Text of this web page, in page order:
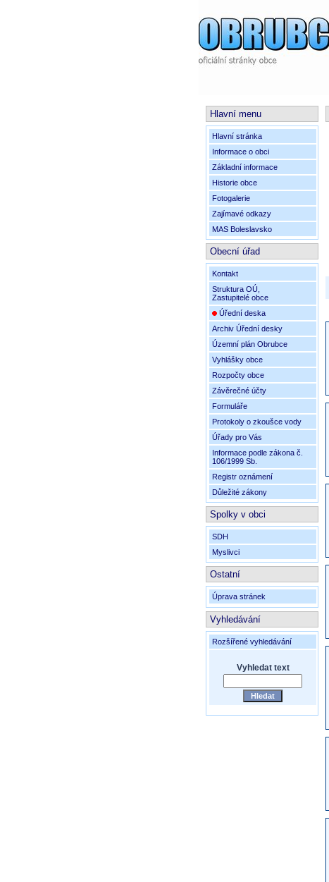
Hlavní menu
Hlavní stránka
Informace o obci
Základní informace
Historie obce
Fotogalerie
Zajímavé odkazy
MAS Boleslavsko
Obecní úřad
Kontakt
Struktura OÚ,
Zastupitelé obce
Úřední deska
Archiv Úřední desky
Územní plán Obrubce
Vyhlášky obce
Rozpočty obce
Závěrečné účty
Formuláře
Protokoly o zkoušce vody
Úřady pro Vás
Informace podle zákona č.
106/1999 Sb.
Registr oznámení
Důležité zákony
Spolky v obci
SDH
Myslivci
Ostatní
Úprava stránek
Vyhledávání
Rozšířené vyhledávání
Vyhledat text